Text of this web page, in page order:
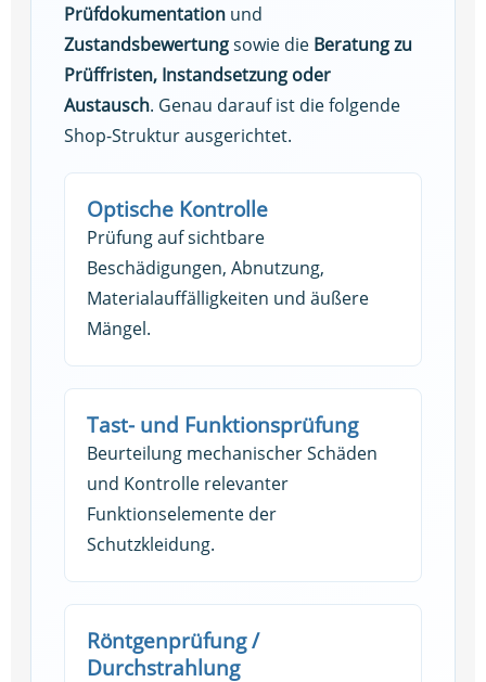
Prüfdokumentation und
Zustandsbewertungsowie die Beratung zu
Prüffristen, Instandsetzung oder
Austausch. Genau darauf ist die folgende
Shop-Struktur ausgerichtet.
Optische Kontrolle
Prüfung auf sichtbare
Beschädigungen, Abnutzung,
Materialauffälligkeiten und äußere
Mängel.
Tast- und Funktionsprüfung
Beurteilung mechanischer Schäden
und Kontrolle relevanter
Funktionselemente der
Schutzkleidung.
Röntgenprüfung /
Durchstrahlung